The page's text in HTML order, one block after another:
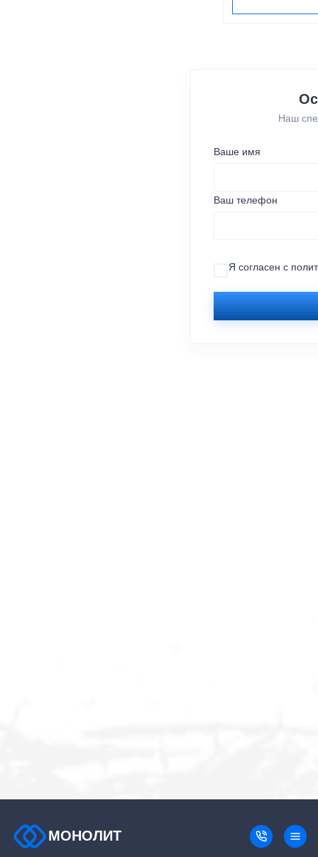
Наш
Ваше имя
Ваш телефон
Я согласен с
МОНОЛИТ